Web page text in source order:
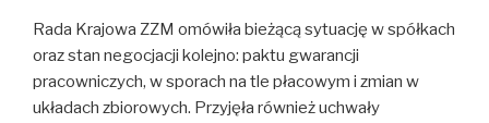
Rada Krajowa ZZM omówiła bieżącą sytuację w spółkach
oraz stan negocjacji kolejno: paktu gwarancji
pracowniczych, w sporach na tle płacowym i zmian w
układach zbiorowych. Przyjęła również uchwały